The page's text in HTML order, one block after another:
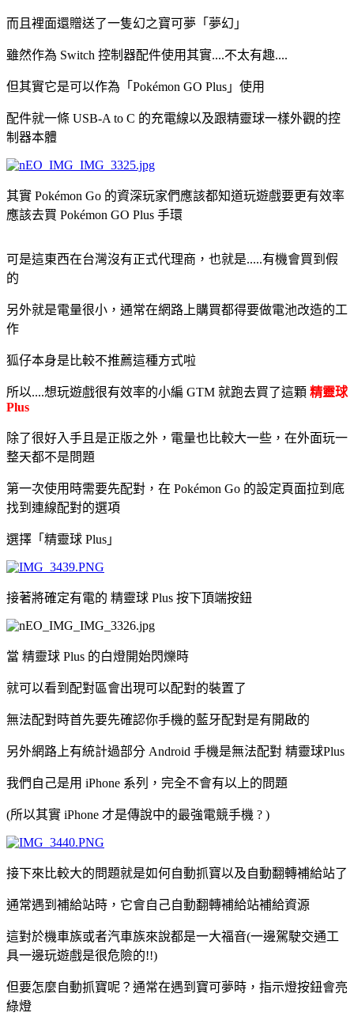
而且裡面還贈送了一隻幻之寶可夢「夢幻」
雖然作為 Switch 控制器配件使用其實....不太有趣....
但其實它是可以作為「Pokémon GO Plus」使用
配件就一條 USB-A to C 的充電線以及跟精靈球一樣外觀的控
制器本體
其實 Pokémon Go 的資深玩家們應該都知道玩遊戲要更有效率
應該去買 Pokémon GO Plus 手環
可是這東西在台灣沒有正式代理商，也就是.....有機會買到假
的
另外就是電量很小，通常在網路上購買都得要做電池改造的工
作
狐仔本身是比較不推薦這種方式啦
所以....想玩遊戲很有效率的小編 GTM 就跑去買了這顆 精靈球
Plus
除了很好入手且是正版之外，電量也比較大一些，在外面玩一
整天都不是問題
第一次使用時需要先配對，在 Pokémon Go 的設定頁面拉到底
找到連線配對的選項
選擇「精靈球 Plus」
接著將確定有電的 精靈球 Plus 按下頂端按鈕
當 精靈球 Plus 的白燈開始閃爍時
就可以看到配對區會出現可以配對的裝置了
無法配對時首先要先確認你手機的藍牙配對是有開啟的
另外網路上有統計過部分 Android 手機是無法配對 精靈球Plus
我們自己是用 iPhone 系列，完全不會有以上的問題
(所以其實 iPhone 才是傳說中的最強電競手機 ? )
接下來比較大的問題就是如何自動抓寶以及自動翻轉補給站了
通常遇到補給站時，它會自己自動翻轉補給站補給資源
這對於機車族或者汽車族來說都是一大福音(一邊駕駛交通工
具一邊玩遊戲是很危險的!!)
但要怎麼自動抓寶呢？通常在遇到寶可夢時，指示燈按鈕會亮
綠燈